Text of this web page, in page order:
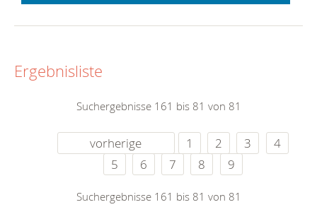
Ergebnisliste
Suchergebnisse 161 bis 81 von 81
vorherige 1 2 3
4
5
6 7 8 9
Suchergebnisse 161 bis 81 von 81